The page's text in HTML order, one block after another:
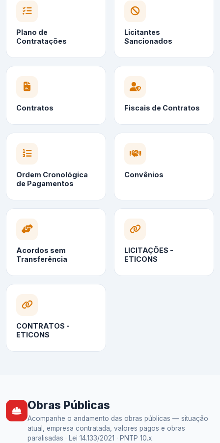
Plano de
Contratações
Licitantes
Sancionados
Contratos Fiscais de Contratos
Ordem Cronológica
de Pagamentos
Convênios
Acordos sem
Transferência
LICITAÇÕES -
ETICONS
CONTRATOS -
ETICONS
Obras Públicas
Acompanhe o andamento das obras públicas — situação
atual, empresa contratada, valores pagos e obras
paralisadas · Lei 14.133/2021 · PNTP 10.x